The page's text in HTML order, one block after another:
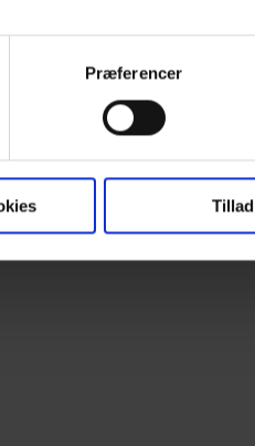
websitet.
om din brug af vores
Præferencer